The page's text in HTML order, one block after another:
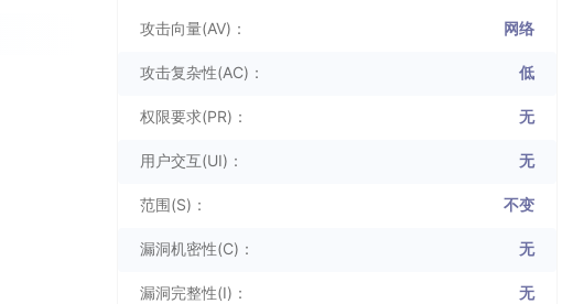
攻击向量(AV)： 网络
攻击复杂性(AC)： 低
权限要求(PR)： 无
用户交互(UI)： 无
范围(S)： 不变
漏洞机密性(C)： 无
漏洞完整性(I)： 无